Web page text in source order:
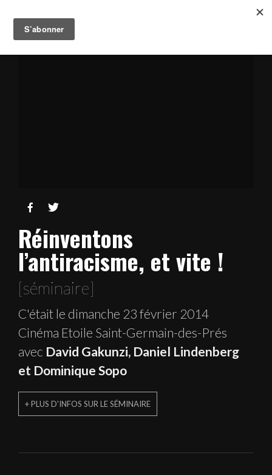
 
Réinventons
l’antiracisme, et vite !
[séminaire]
C'était le dimanche 23 février 2014
Cinéma Etoile Saint-Germain-des-Prés
avec David Gakunzi, Daniel Lindenberg
et Dominique Sopo
+ PLUS D'INFOS SUR LE SÉMINAIRE